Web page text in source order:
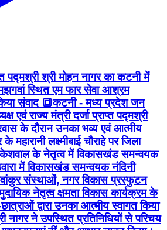
पद्मश्री श्री मोहन नागर का कटनी में
स्थित एम फार सेवा आश्रम
संवाद 🔳कटनी - मध्य प्रदेश जन
एवं राज्य मंत्री दर्जा प्राप्त पद्मश्री
के दौरान उनका भव्य एवं आत्‍मीय
लक्ष्मीबाई चौराहे पर जिला
के नेतृत्व में विकासखंड समन्वयक
में विकासखंड समन्वयक नंदिनी
नवांकुर संस्थाओं, नगर विकास प्रस्फुटन
नेतृत्व क्षमता विकास कार्यक्रम के
द्वारा उनका आत्मीय स्वागत किया
ने उपस्थित प्रतिनिधियों से परिचय